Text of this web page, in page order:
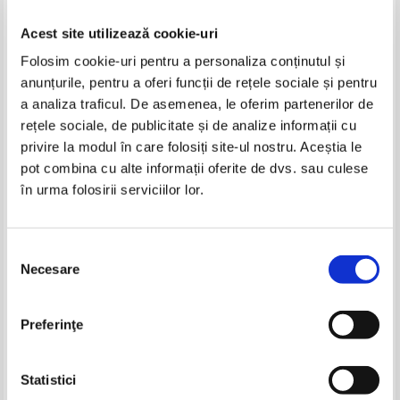
Acest site utilizează cookie-uri
Folosim cookie-uri pentru a personaliza conținutul și
anunțurile, pentru a oferi funcții de rețele sociale și pentru
a analiza traficul. De asemenea, le oferim partenerilor de
rețele sociale, de publicitate și de analize informații cu
privire la modul în care folosiți site-ul nostru. Aceștia le
pot combina cu alte informații oferite de dvs. sau culese
în urma folosirii serviciilor lor.
consimțământului
Necesare
Preferinţe
Statistici
Larousse. Enciclopedia medicala
aparatelor digestiv si urinar
IN STOC
Adaugă în coș
Constantin Gorgos - Dictionar
Adaugă în coș
-35%